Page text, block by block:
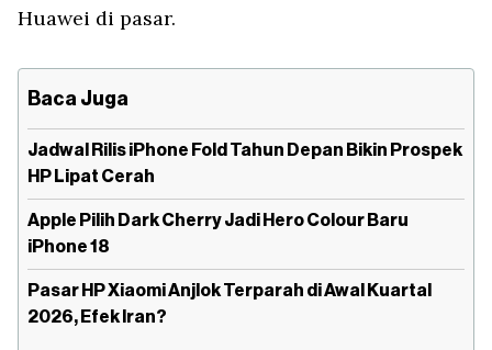
Huawei di pasar.
Baca Juga
Jadwal Rilis iPhone Fold Tahun Depan Bikin Prospek
HP Lipat Cerah
Apple Pilih Dark Cherry Jadi Hero Colour Baru
iPhone 18
Pasar HP Xiaomi Anjlok Terparah di Awal Kuartal
2026, Efek Iran?